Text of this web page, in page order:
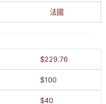
法國
$229.76
$100
$40